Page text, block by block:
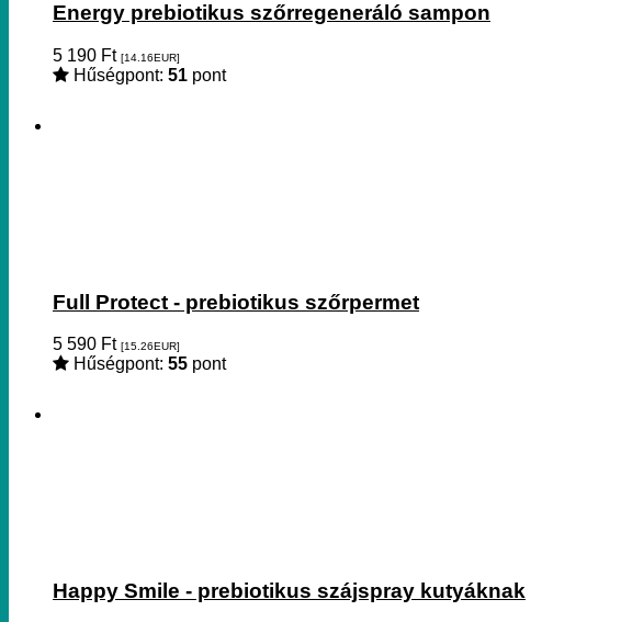
Energy prebiotikus szőrregeneráló sampon
5 190 Ft [14.16EUR]
Hűségpont: 51 pont
Full Protect - prebiotikus szőrpermet
5 590 Ft [15.26EUR]
Hűségpont: 55 pont
Happy Smile - prebiotikus szájspray kutyáknak